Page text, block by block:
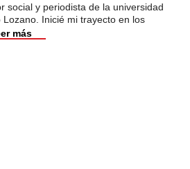
social y periodista de la universidad
Lozano. Inicié mi trayecto en los
más